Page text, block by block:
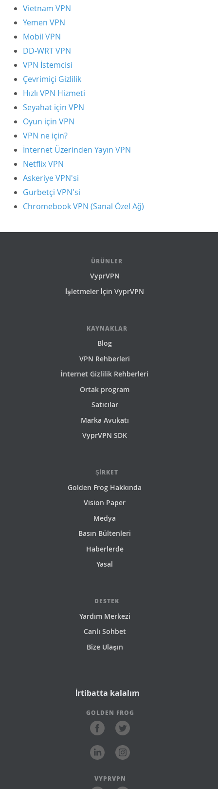
Vietnam VPN
Yemen VPN
Mobil VPN
DD-WRT VPN
VPN İstemcisi
Çevrimiçi Gizlilik
Hızlı VPN Hizmeti
Seyahat için VPN
Oyun için VPN
VPN ne için?
İnternet Üzerinden Yayın VPN
Netflix VPN
Askeriye VPN'si
Gurbetçi VPN'si
Chromebook VPN (Sanal Özel Ağ)
ÜRÜNLER
VyprVPN
İşletmeler İçin VyprVPN
KAYNAKLAR
Blog
VPN Rehberleri
İnternet Gizlilik Rehberleri
Ortak program
Satıcılar
Marka Avukatı
VyprVPN SDK
ŞIRKET
Golden Frog Hakkında
Vision Paper
Medya
Basın Bültenleri
Haberlerde
Yasal
DESTEK
Yardım Merkezi
Canlı Sohbet
Bize Ulaşın
İrtibatta kalalım
GOLDEN FROG
VYPRVPN